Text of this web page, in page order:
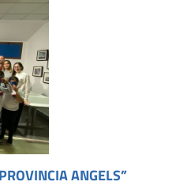
ANGELS”